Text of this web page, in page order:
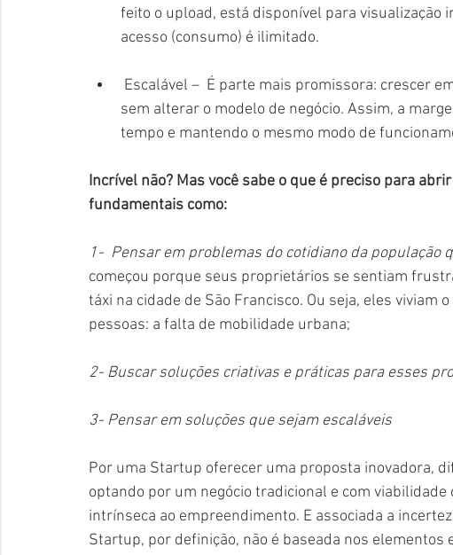
feito o upload, está disponível para visualização
acesso (consumo) é ilimitado.
sem alterar o modelo de negócio. Assim, a
tempo e mantendo o mesmo modo de
Incrível não? Mas você sabe o que é preciso para
fundamentais como:
1-  Pensar em problemas do cotidiano da população
começou porque seus proprietários se sentiam
táxi na cidade de São Francisco. Ou seja, eles
pessoas: a falta de mobilidade urbana;
2- Buscar soluções criativas e práticas para esses
3- Pensar em soluções que sejam escaláveis
Por uma Startup oferecer uma proposta inovadora,
optando por um negócio tradicional e com
intrínseca ao empreendimento. E associada a
Startup, por definição, não é baseada nos